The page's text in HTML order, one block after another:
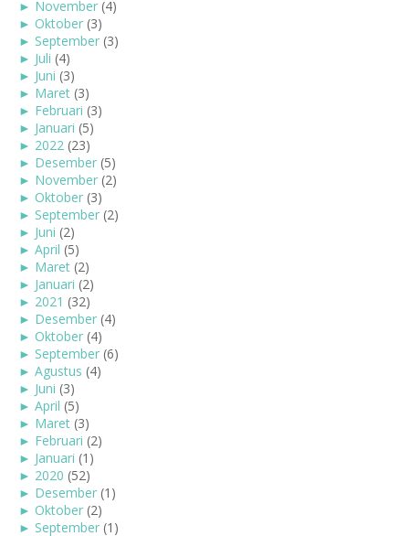
► November (4)
► Oktober (3)
► September (3)
► Juli (4)
► Juni (3)
► Maret (3)
► Februari (3)
► Januari (5)
► 2022 (23)
► Desember (5)
► November (2)
► Oktober (3)
► September (2)
► Juni (2)
► April (5)
► Maret (2)
► Januari (2)
► 2021 (32)
► Desember (4)
► Oktober (4)
► September (6)
► Agustus (4)
► Juni (3)
► April (5)
► Maret (3)
► Februari (2)
► Januari (1)
► 2020 (52)
► Desember (1)
► Oktober (2)
► September (1)